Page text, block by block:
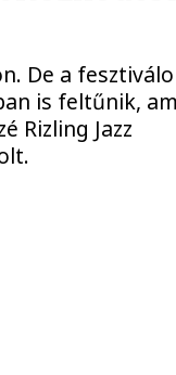
De a
is feltűnik,
Rizling Jazz